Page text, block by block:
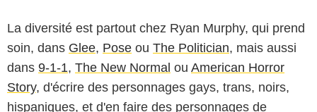
La diversité est partout chez Ryan Murphy, qui prend
soin, dans Glee, Pose ou The Politician, mais aussi
dans 9-1-1, The New Normal ou American Horror
Story, d'écrire des personnages gays, trans, noirs,
hispaniques, et d'en faire des personnages de